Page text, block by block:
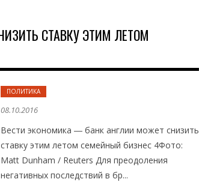
СТАВКУ ЭТИМ ЛЕТОМ
ПОЛИТИКА
08.10.2016
Вести экономика ― банк англии может снизить
ставку этим летом семейный бизнес 4Фото:
Matt Dunham / Reuters Для преодоления
негативных последствий в бр...